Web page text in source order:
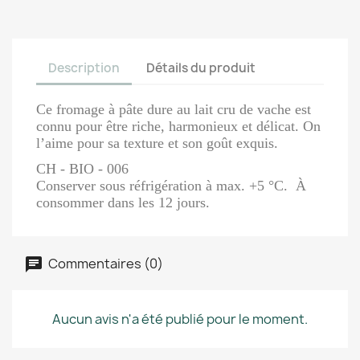
Description Détails du produit
Ce fromage à pâte dure au lait cru de vache est
connu pour être riche, harmonieux et délicat. On
l’aime pour sa texture et son goût exquis.
CH - BIO - 006
Conserver sous réfrigération à max. +5 °C. À
consommer dans les 12 jours.
Commentaires (0)
Aucun avis n'a été publié pour le moment.